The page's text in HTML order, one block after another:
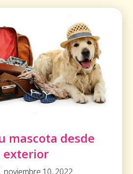
mascota desde
exterior
10, 2022